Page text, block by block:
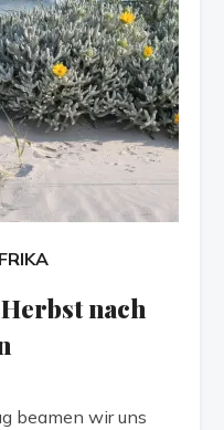
nach
beamen wir uns